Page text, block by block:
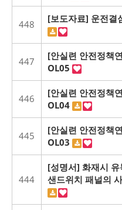
448 [보도자료] 운전결
447
[안실련 안전정책
OL05
446
[안실련 안전정책
OL04
445
[안실련 안전정책
OL03
444
[성명서] 화재시
샌드위치 패널의